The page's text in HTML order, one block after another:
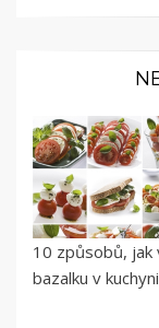
10 způsobů, jak
bazalku v kuchyni